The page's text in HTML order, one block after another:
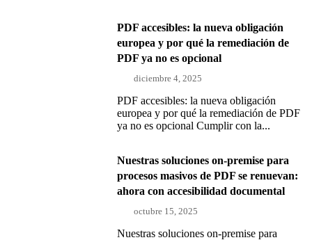
PDF accesibles: la nueva obligación
europea y por qué la remediación de
PDF ya no es opcional
diciembre 4, 2025
PDF accesibles: la nueva obligación
europea y por qué la remediación de PDF
ya no es opcional Cumplir con la...
Nuestras soluciones on-premise para
procesos masivos de PDF se renuevan:
ahora con accesibilidad documental
octubre 15, 2025
Nuestras soluciones on-premise para